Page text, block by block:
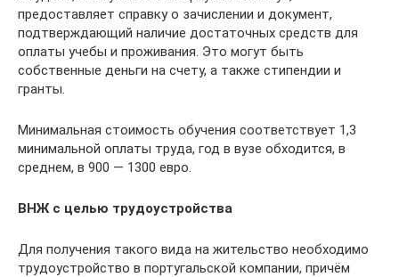
предоставляет справку о зачислении и документ,
подтверждающий наличие достаточных средств для
оплаты учебы и проживания. Это могут быть
собственные деньги на счету, а также стипендии и
гранты.
Минимальная стоимость обучения соответствует 1,3
минимальной оплаты труда, год в вузе обходится, в
среднем, в 900 — 1300 евро.
ВНЖ с целью трудоустройства
Для получения такого вида на жительство необходимо
трудоустройство в португальской компании, причём